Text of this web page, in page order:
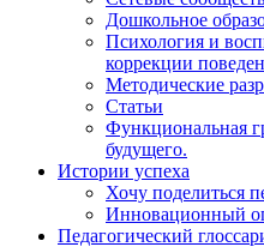
Дошкольное
Психология и
коррекции
Методические
Статьи
Функциональная
будущего.
Истории успеха
Хочу поделиться
Инновационный
Педагогический